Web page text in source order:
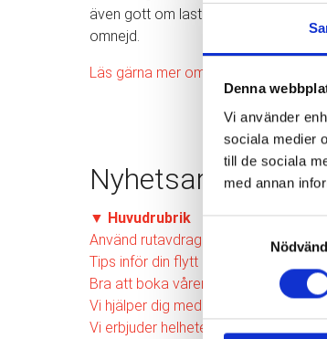
Denna
Vi använder
sociala medier
till de sociala
med annan
även gott om lastutrymme vilket är
omnejd.
Läs gärna mer om våra tjänster inom
Nyhetsarkiv
▼ Huvudrubrik
Använd rutavdraget vid din flytt i
Tips inför din flytt i Göteborg
Bra att boka vårens flytt i Göteborg i
Vi hjälper dig med utomlandsflytten
Vi erbjuder helheten inom flytt i